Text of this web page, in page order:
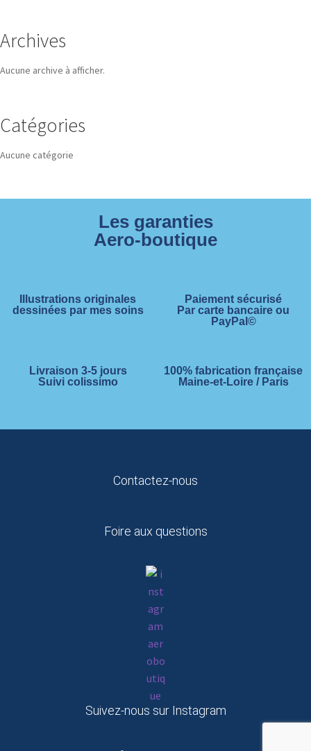
Archives
Aucune archive à afficher.
Catégories
Aucune catégorie
Les garanties
Aero-boutique
Illustrations originales
dessinées par mes soins
Paiement sécurisé
Par carte bancaire ou
PayPal©
Livraison 3-5 jours
Suivi colissimo
100% fabrication française
Maine-et-Loire / Paris
Contactez-nous
Foire aux questions
Suivez-nous sur Instagram